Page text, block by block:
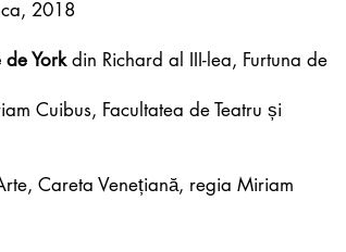
2018
de Yorkdin Richard al III-lea, Furtuna de
Cuibus, Facultatea de Teatru și
Careta Venețiană, regia Miriam